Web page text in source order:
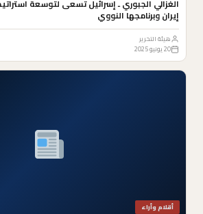
الغزالي الجبوري ـ إسرائيل تسعى لتوسعة
إيران وبرنامجها النووي
هيئة التحرير
20 يونيو 2025
أقلام وأراء